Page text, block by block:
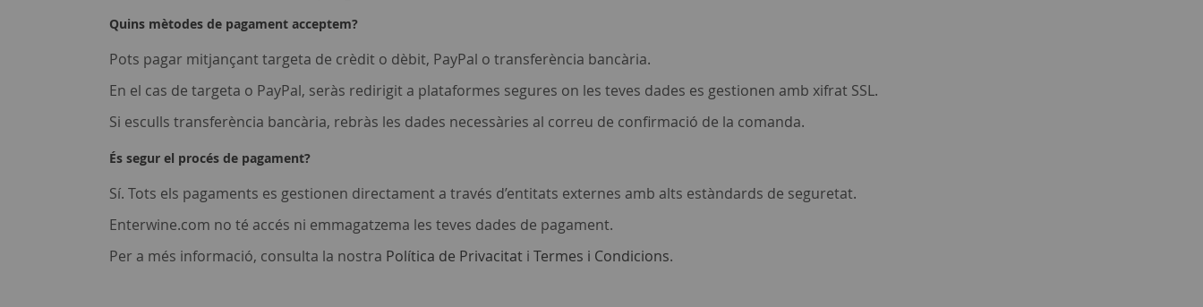
Quins mètodes de pagament acceptem?
Pots pagar mitjançant targeta de crèdit o dèbit, PayPal o transferència bancària.
En el cas de targeta o PayPal, seràs redirigit a plataformes segures on les teves dades es gestionen amb xifrat SSL.
Si esculls transferència bancària, rebràs les dades necessàries al correu de confirmació de la comanda.
És segur el procés de pagament?
Sí. Tots els pagaments es gestionen directament a través d’entitats externes amb alts estàndards de seguretat.
Enterwine.com no té accés ni emmagatzema les teves dades de pagament.
Per a més informació, consulta la nostra Política de Privacitat i Termes i Condicions.